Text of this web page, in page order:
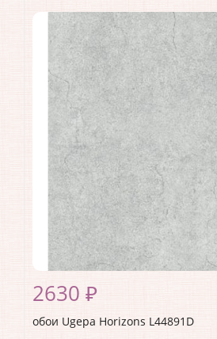
Коллекция:Horizons
Длина рулона: 10.05
Ширина рулона:0.53
Материал покрытия:
Виниловое
Страна: Франция
Материал основы:Флизелин
Раппорт:<>
2630 ₽
обои Ugepa Horizons L44891D